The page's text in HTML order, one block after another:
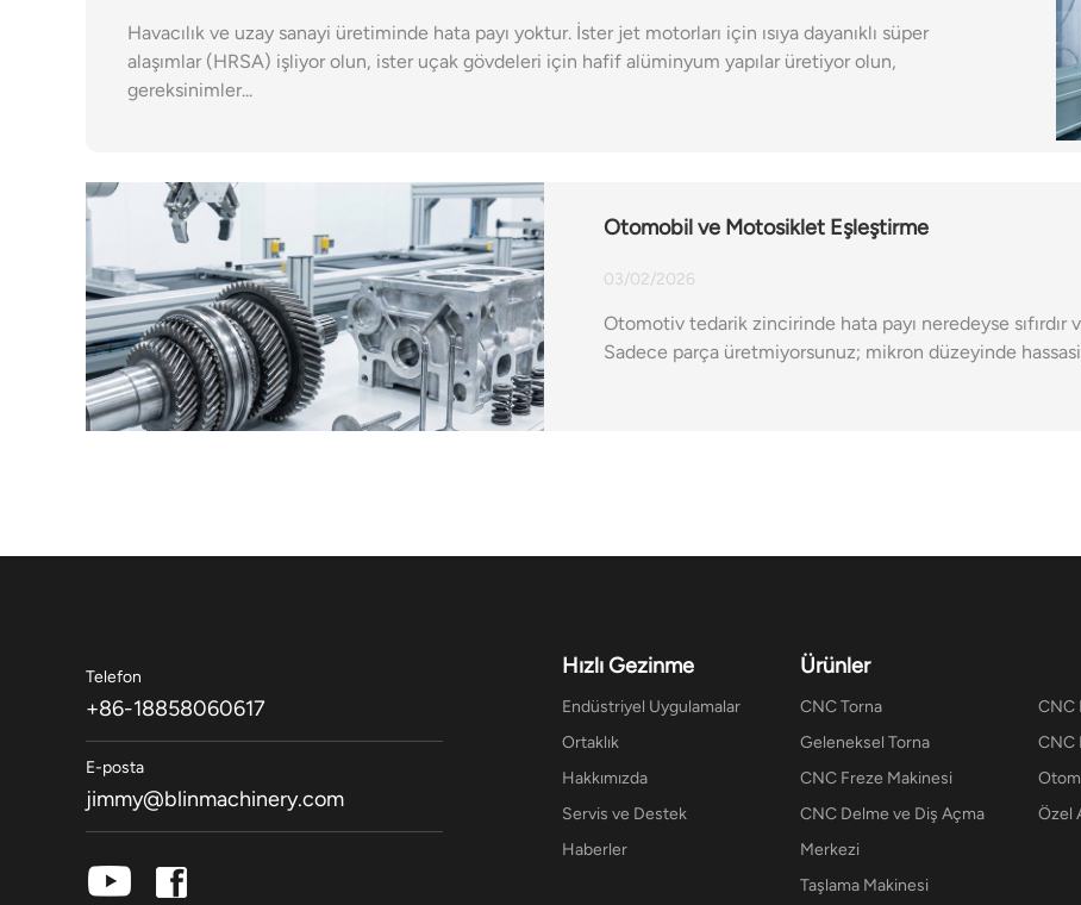
Havacılık ve uzay sanayi üretiminde hata payı yoktur. İster jet motorları için ısıya dayanıklı süper
alaşımlar (HRSA) işliyor olun, ister uçak gövdeleri için hafif alüminyum yapılar üretiyor olun,
gereksinimler...
Otomobil ve Motosiklet Eşleştirme
03/02/2026
Otomotiv tedarik zincirinde hata payı neredeyse sıfırdır
Sadece parça üretmiyorsunuz; mikron düzeyinde
Telefon
+86-18858060617
E-posta
jimmy@blinmachinery.com
Hızlı Gezinme
Endüstriyel Uygulamalar
Ortaklık
Hakkımızda
Servis ve Destek
Haberler
Ürünler
CNC Torna
Geleneksel Torna
CNC Freze Makinesi
CNC Delme ve Diş Açma
Merkezi
Taşlama Makinesi
CNC
CNC
Özel